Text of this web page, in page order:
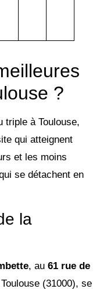
?
triple à Toulouse,
qui atteignent
et les moins
se détachent en
la
, au 61 rue de
(31000), se